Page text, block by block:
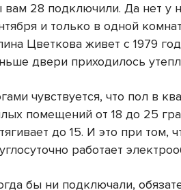
28 подключили. Да нет у
и только в одной
Цветкова живет с 1979
двери приходилось
чувствуется, что пол в
помещений от 18 до 25
до 15. И это при том,
работает
бы ни подключали,